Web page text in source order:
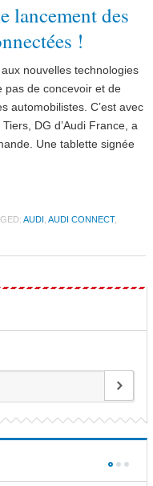
lancement des
!
nouvelles technologies
pas de concevoir et de
automobilistes. C’est avec
DG d’Audi France, a
Une tablette signée
AUDI AUDI CONNECT,